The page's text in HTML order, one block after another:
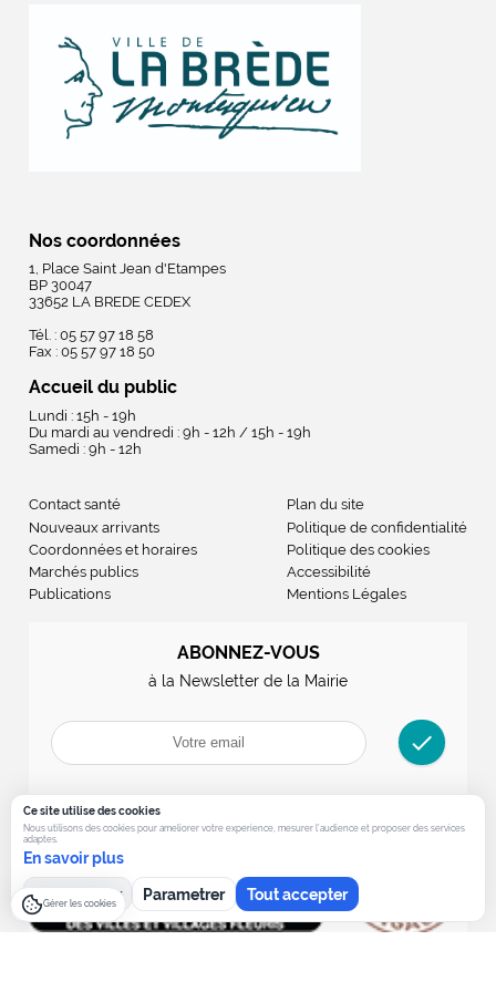
Nos coordonnées
1, Place Saint Jean d'Etampes
BP 30047
33652 LA BREDE CEDEX
Tél. : 05 57 97 18 58
Fax : 05 57 97 18 50
Accueil du public
Lundi : 15h - 19h
Du mardi au vendredi : 9h - 12h / 15h - 19h
Samedi : 9h - 12h
Contact santé
Nouveaux arrivants
Coordonnées et horaires
Marchés publics
Publications
Plan du site
Politique de confidentialité
Politique des cookies
Accessibilité
Mentions Légales
ABONNEZ-VOUS
à la Newsletter de la Mairie
check
Ce site utilise des cookies
Nous utilisons des cookies pour ameliorer votre experience, mesurer l’audience et proposer des services
adaptes.
En savoir plus
Tout refuser Parametrer Tout accepter
Gérer les cookies